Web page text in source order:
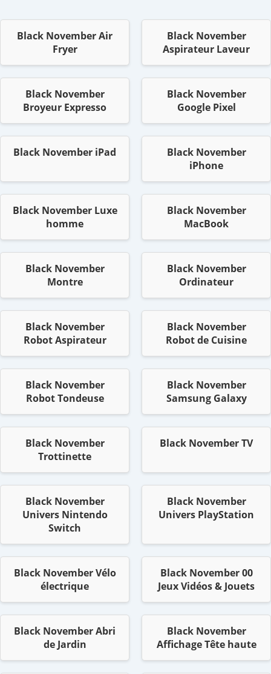
Black November Air
Fryer
Black November
Aspirateur Laveur
Black November
Broyeur Expresso
Black November
Google Pixel
Black November iPad
Black November
iPhone
Black November Luxe
homme
Black November
MacBook
Black November
Montre
Black November
Ordinateur
Black November
Robot Aspirateur
Black November
Robot de Cuisine
Black November
Robot Tondeuse
Black November
Samsung Galaxy
Black November
Trottinette
Black November TV
Black November
Univers Nintendo
Switch
Black November
Univers PlayStation
Black November Vélo
électrique
Black November 00
Jeux Vidéos & Jouets
Black November Abri
de Jardin
Black November
Affichage Tête haute